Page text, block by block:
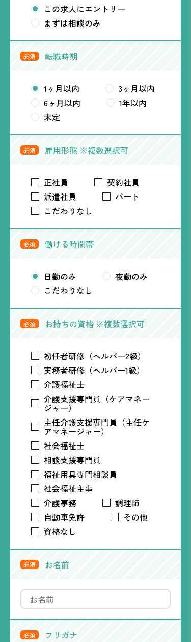
この求人にエントリー
まずは相談のみ
必須 転職時期
1ヶ月以内
3ヶ月以内
6ヶ月以内
1年以内
未定
必須 雇用形態 ※複数選択可
正社員
契約社員
派遣社員
パート
こだわりなし
必須 働ける時間帯
日勤のみ
夜勤のみ
こだわりなし
必須 お持ちの資格 ※複数選択可
初任者研修（ヘルパー2級）
実務者研修（ヘルパー1級）
介護福祉士
介護支援専門員（ケアマネー
ジャー）
主任介護支援専門員（主任ケ
アマネージャー）
社会福祉士
相談支援専門員
福祉用具専門相談員
社会福祉主事
介護事務
調理師
自動車免許
その他
資格なし
必須 お名前
必須 フリガナ